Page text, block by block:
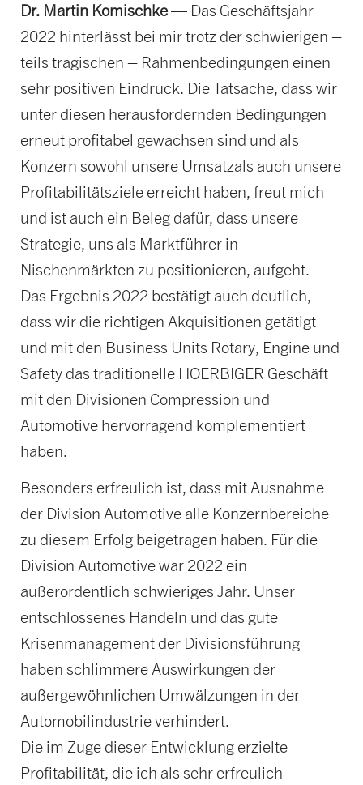
Dr. Martin Komischke— Das Geschäftsjahr
2022 hinterlässt bei mir trotz der schwierigen –
teils tragischen – Rahmenbedingungen einen
sehr positiven Eindruck. Die Tatsache, dass wir
unter diesen herausfordernden Bedingungen
erneut profitabel gewachsen sind und als
Konzern sowohl unsere Umsatzals auch unsere
Profitabilitätsziele erreicht haben, freut mich
und ist auch ein Beleg dafür, dass unsere
Strategie, uns als Marktführer in
Nischenmärkten zu positionieren, aufgeht.
Das Ergebnis 2022 bestätigt auch deutlich,
dass wir die richtigen Akquisitionen getätigt
und mit den Business Units Rotary, Engine und
Safety das traditionelle HOERBIGER Geschäft
mit den Divisionen Compression und
Automotive hervorragend komplementiert
haben.
Besonders erfreulich ist, dass mit Ausnahme
der Division Automotive alle Konzernbereiche
zu diesem Erfolg beigetragen haben. Für die
Division Automotive war 2022 ein
außerordentlich schwieriges Jahr. Unser
entschlossenes Handeln und das gute
Krisenmanagement der Divisionsführung
haben schlimmere Auswirkungen der
außergewöhnlichen Umwälzungen in der
Automobilindustrie verhindert.
Die im Zuge dieser Entwicklung erzielte
Profitabilität, die ich als sehr erfreulich